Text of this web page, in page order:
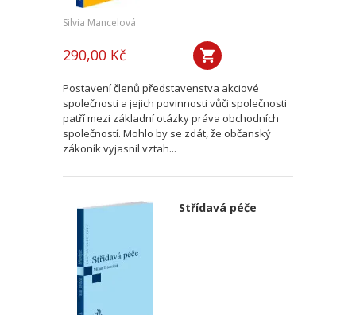
Silvia Mancelová
290,00 Kč
Postavení členů představenstva akciové
společnosti a jejich povinnosti vůči společnosti
patří mezi základní otázky práva obchodních
společností. Mohlo by se zdát, že občanský
zákoník vyjasnil vztah...
Střídavá péče